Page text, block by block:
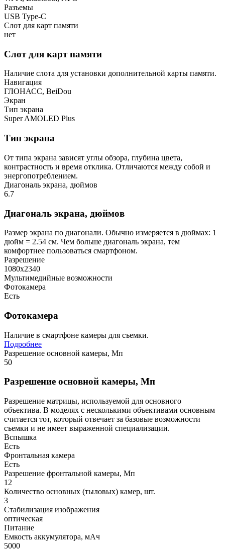
Разъемы
USB Type-C
Слот для карт памяти
нет
Слот для карт памяти
Наличие слота для установки дополнительной карты памяти.
Навигация
ГЛОНАСС, BeiDou
Экран
Тип экрана
Super AMOLED Plus
Тип экрана
От типа экрана зависят углы обзора, глубина цвета,
контрастность и время отклика. Отличаются между собой и
энергопотреблением.
Диагональ экрана, дюймов
6.7
Диагональ экрана, дюймов
Размер экрана по диагонали. Обычно измеряется в дюймах: 1
дюйм = 2.54 см. Чем больше диагональ экрана, тем
комфортнее пользоваться смартфоном.
Разрешение
1080х2340
Мультимедийные возможности
Фотокамера
Есть
Фотокамера
Наличие в смартфоне камеры для съемки.
Подробнее
Разрешение основной камеры, Мп
50
Разрешение основной камеры, Мп
Разрешение матрицы, используемой для основного
объектива. В моделях с несколькими объективами основным
считается тот, который отвечает за базовые возможности
съемки и не имеет выраженной специализации.
Вспышка
Есть
Фронтальная камера
Есть
Разрешение фронтальной камеры, Мп
12
Количество основных (тыловых) камер, шт.
3
Стабилизация изображения
оптическая
Питание
Емкость аккумулятора, мАч
5000